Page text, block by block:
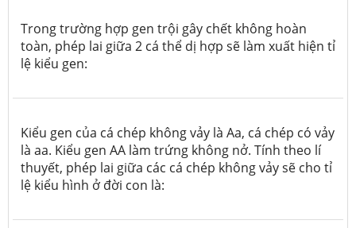
Trong trường hợp gen trội gây chết không hoàn
toàn, phép lai giữa 2 cá thể dị hợp sẽ làm xuất hiện tỉ
lệ kiểu gen:
Kiểu gen của cá chép không vảy là Aa, cá chép có vảy
là aa. Kiểu gen AA làm trứng không nở. Tính theo lí
thuyết, phép lai giữa các cá chép không vảy sẽ cho tỉ
lệ kiểu hình ở đời con là: